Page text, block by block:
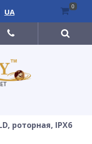
роторная, IPX6
UA
0